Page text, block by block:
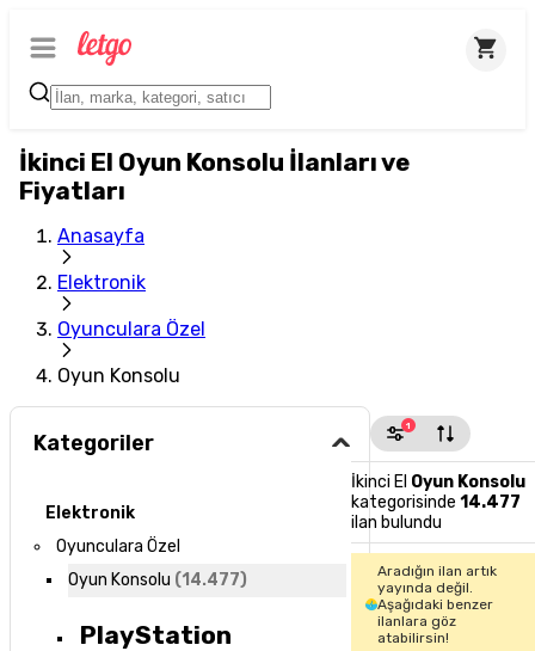
İkinci El Oyun Konsolu İlanları ve
Fiyatları
Anasayfa
Elektronik
Oyunculara Özel
Oyun Konsolu
Kategoriler
Elektronik
Oyunculara Özel
Oyun Konsolu (14.477)
PlayStation
1
İkinci El Oyun Konsolu
kategorisinde 14.477
ilan bulundu
Aradığın ilan artık
yayında değil.
Aşağıdaki benzer
ilanlara göz
atabilirsin!